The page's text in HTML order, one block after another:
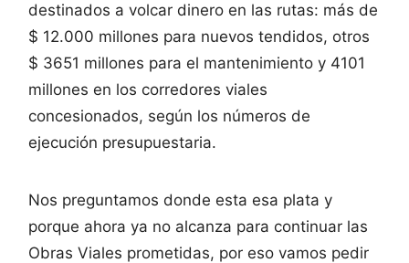
destinados a volcar dinero en las rutas: más de
$ 12.000 millones para nuevos tendidos, otros
$ 3651 millones para el mantenimiento y 4101
millones en los corredores viales
concesionados, según los números de
ejecución presupuestaria.
Nos preguntamos donde esta esa plata y
porque ahora ya no alcanza para continuar las
Obras Viales prometidas, por eso vamos pedir